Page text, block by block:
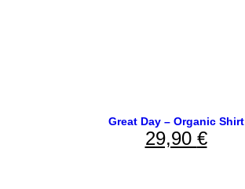
Great Day – Organic Shirt
29,90 €